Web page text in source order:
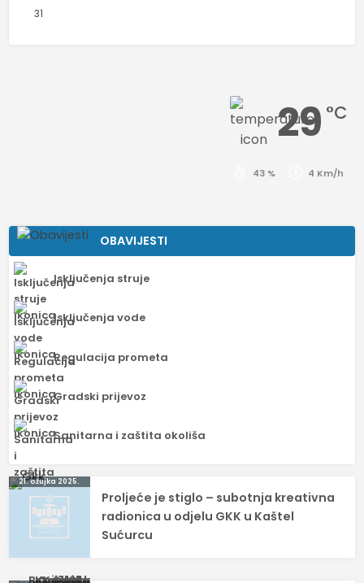
29 °C
43 % 4 Km/h
31
OBAVIJESTI
Isključenja struje
Isključenja vode
Regulacija prometa
Gradski prijevoz
Sanitarna i zaštita okoliša
Navigacija
objava
21. ožujka 2025.
Proljeće je stiglo – subotnja kreativna
radionica u odjelu GKK u Kaštel
Sućurcu